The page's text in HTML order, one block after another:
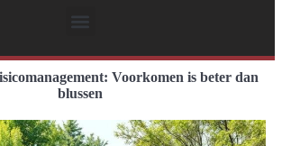
Voorkomen is beter dan
blussen